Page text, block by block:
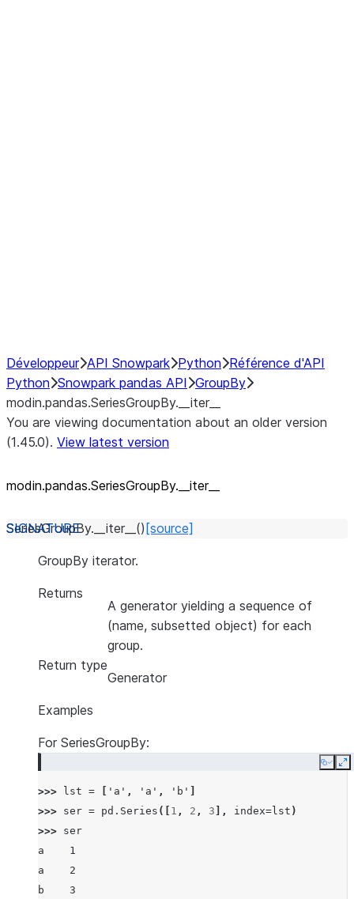
Développeur API Snowpark Python Référence d'API
Python Snowpark pandas API GroupBy
modin.pandas.SeriesGroupBy.__iter__
You are viewing documentation about an older version
(1.45.0). View latest version
modin.pandas.SeriesGroupBy._ iter_
SeriesGroupBy. __iter__ () [source]
GroupBy iterator.
Returns
A generator yielding a sequence of
(name, subsetted object) for each
group.
Return type
Generator
Examples
For SeriesGroupBy:
Copy
>>> lst = 'a' , 'a' , 'b'
>>> ser = pd . Series ([ 1 , 2 , 3 ], index=lst )
>>> ser
a    1
a    2
b    3